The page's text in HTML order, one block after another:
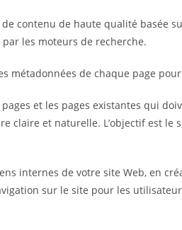
contenu de haute qualité basée
les moteurs de recherche.
métadonnées de chaque page
et les pages existantes qui
claire et naturelle. L’objectif est
internes de votre site Web, en
sur le site pour les